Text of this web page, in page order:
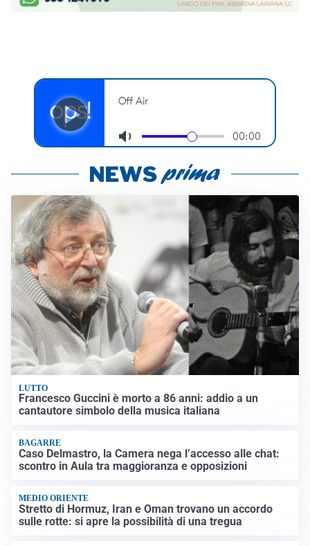
LUTTO
Francesco Guccini è morto a 86 anni: addio a un
cantautore simbolo della musica italiana
BAGARRE
Caso Delmastro, la Camera nega l’accesso alle chat:
scontro in Aula tra maggioranza e opposizioni
MEDIO ORIENTE
Stretto di Hormuz, Iran e Oman trovano un accordo
sulle rotte: si apre la possibilità di una tregua